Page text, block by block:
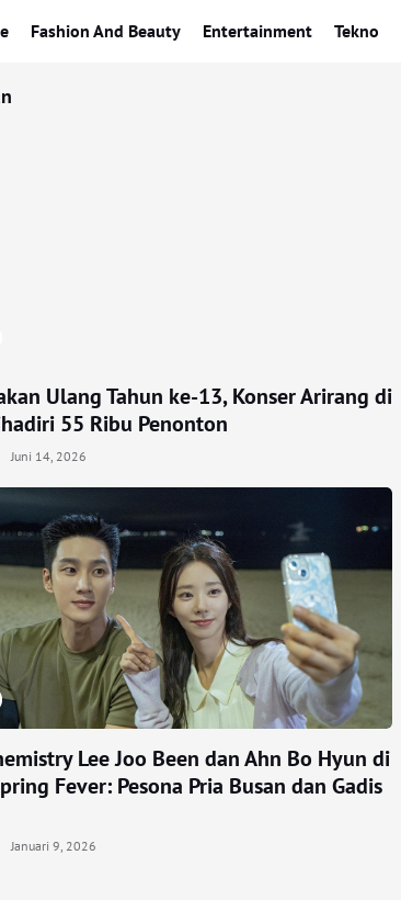
Fashion And Beauty Entertainment Tekno
Ulang Tahun ke-13, Konser Arirang di
55 Ribu Penonton
Juni 14, 2026
Lee Joo Been dan Ahn Bo Hyun di
Fever: Pesona Pria Busan dan Gadis
Januari 9, 2026